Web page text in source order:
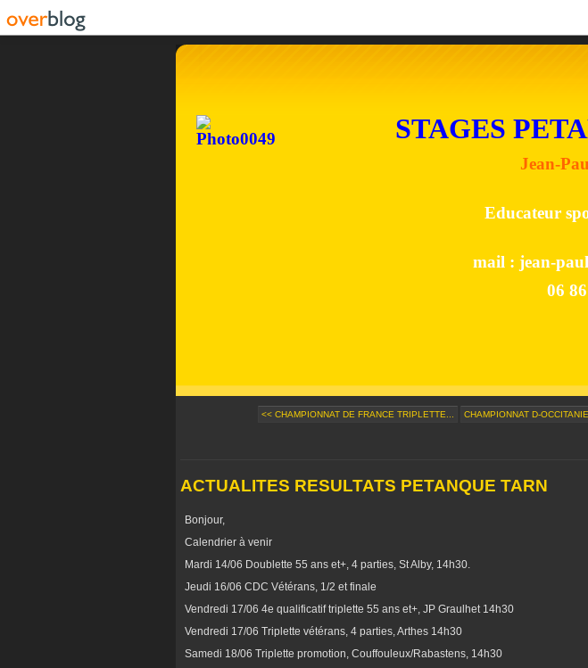
STAGES
Jean-
Educateur
mail : jean-
06
<< CHAMPIONNAT DE FRANCE TRIPLETTE... CHAMPIONNAT D-
ACTUALITES RESULTATS PETANQUE TARN
Bonjour,
Calendrier à venir
Mardi 14/06 Doublette 55 ans et+, 4 parties, St Alby, 14h30.
Jeudi 16/06 CDC Vétérans, 1/2 et finale
Vendredi 17/06 4e qualificatif triplette 55 ans et+, JP Graulhet 14h30
Vendredi 17/06 Triplette vétérans, 4 parties, Arthes 14h30
Samedi 18/06 Triplette promotion, Couffouleux/Rabastens, 14h30